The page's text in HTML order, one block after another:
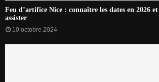
Feu d’artifice Nice : connaître les dates en 2026
assister
10 octobre 2024